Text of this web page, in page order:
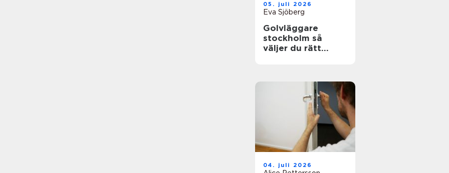
05. juli 2026
Eva Sjöberg
Golvläggare
stockholm så
väljer du rätt
04. juli 2026